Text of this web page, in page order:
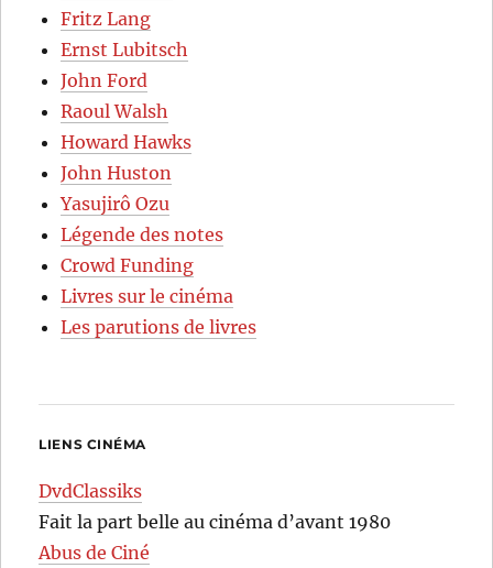
Fritz Lang
Ernst Lubitsch
John Ford
Raoul Walsh
Howard Hawks
John Huston
Yasujirô Ozu
Légende des notes
Crowd Funding
Livres sur le cinéma
Les parutions de livres
LIENS CINÉMA
DvdClassiks
Fait la part belle au cinéma d’avant 1980
Abus de Ciné